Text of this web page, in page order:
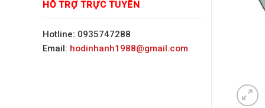
HỖ TRỢ TRỰC TUYẾN
Hotline: 0935747288
Email: hodinhanh1988@gmail.com